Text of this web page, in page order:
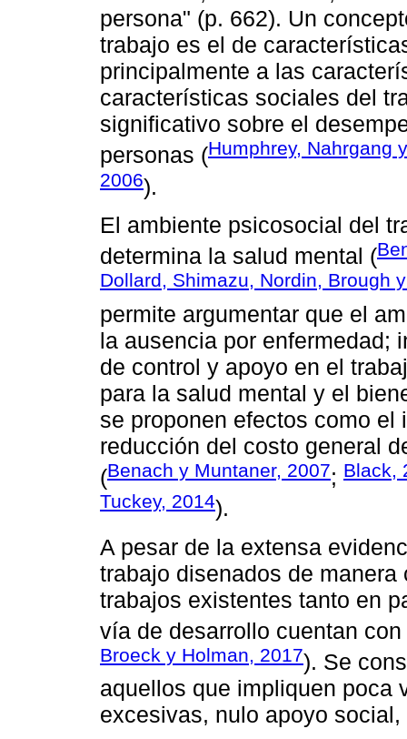
persona" (p. 662). Un
trabajo es el de
principalmente a las
características sociales del
significativo sobre el
personas (Humphrey, Nahrgang
2006).
El ambiente psicosocial del
determina la salud mental (
Dollard, Shimazu, Nordin, Brough
permite argumentar que el
la ausencia por enfermedad;
de control y apoyo en el
para la salud mental y el
se proponen efectos como
reducción del costo general
(Benach y Muntaner, 2007; Black,
Tuckey, 2014).
A pesar de la extensa
trabajo disenados de
trabajos existentes tanto en
vía de desarrollo cuentan
Broeck y Holman, 2017). Se
aquellos que impliquen poca
excesivas, nulo apoyo